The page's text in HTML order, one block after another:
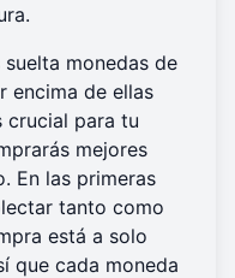
monedas de
encima de ellas
crucial para tu
mejores
En las primeras
tanto como
está a solo
que cada moneda